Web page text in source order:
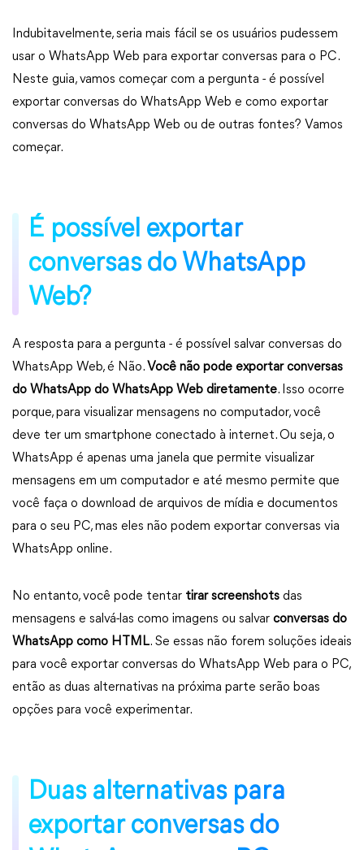
Indubitavelmente, seria mais fácil se os usuários pudessem
usar o WhatsApp Web para exportar conversas para o PC.
Neste guia, vamos começar com a pergunta - é possível
exportar conversas do WhatsApp Web e como exportar
conversas do WhatsApp Web ou de outras fontes? Vamos
começar.
É possível exportar
conversas do WhatsApp
Web?
A resposta para a pergunta - é possível salvar conversas do
WhatsApp Web, é Não. Você não pode exportar conversas
do WhatsApp do WhatsApp Web diretamente. Isso ocorre
porque, para visualizar mensagens no computador, você
deve ter um smartphone conectado à internet. Ou seja, o
WhatsApp é apenas uma janela que permite visualizar
mensagens em um computador e até mesmo permite que
você faça o download de arquivos de mídia e documentos
para o seu PC, mas eles não podem exportar conversas via
WhatsApp online.
No entanto, você pode tentar tirar screenshots das
mensagens e salvá-las como imagens ou salvar conversas do
WhatsApp como HTML. Se essas não forem soluções ideais
para você exportar conversas do WhatsApp Web para o PC,
então as duas alternativas na próxima parte serão boas
opções para você experimentar.
Duas alternativas para
exportar conversas do